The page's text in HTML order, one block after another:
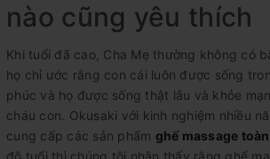
nào cũng yêu thích
Khi tuổi đã cao, Cha Mẹ thường không có
họ chỉ ước rằng con cái luôn được sống
phúc và họ được sống thật lâu và khỏe
cháu con. Okusaki với kinh nghiệm nhiều
cung cấp các sản phẩm ghế massage
độ tuổi thì chúng tôi nhận thấy rằng ghế